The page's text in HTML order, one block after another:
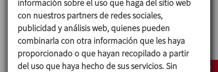
Nuevas válvulas de doble asiento INNOVA
Mixproof
INOXPA lanza las nuevas válvulas INNOVA Mixproof
con una serie de mejoras con el objetivo de
aumentar su rendimiento y durabilidad.
información sobre el uso que haga del sitio web
con nuestros partners de redes sociales,
publicidad y análisis web, quienes pueden
combinarla con otra información que les haya
proporcionado o que hayan recopilado a partir
del uso que haya hecho de sus servicios. Sin